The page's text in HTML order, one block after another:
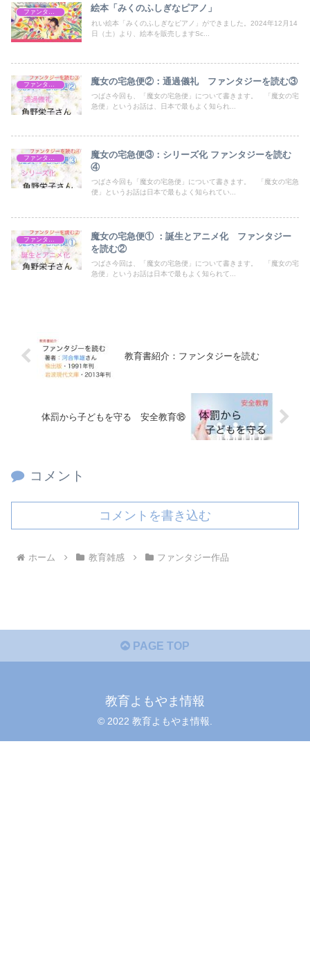
絵本「みくのふしぎなピアノ」
れい絵本「みくのふしぎなピアノ」ができました。2024年12月14
日（土）より、絵本を販売しますSc...
ファンタジー作品 魔女の宅急便②：通過儀礼 ファンタジーを読む③
つばさ今回も、「魔女の宅急便」について書きます。 「魔女の宅
急便」というお話は、日本で最もよく知られ...
ファンタジー作品
魔女の宅急便③：シリーズ化 ファンタジーを読む
④
つばさ今回も「魔女の宅急便」について書きます。 「魔女の宅急
便」というお話は日本で最もよく知られてい...
魔女の宅急便① ：誕生とアニメ化 ファンタジー
を読む②
つばさ今回は、「魔女の宅急便」について書きます。 「魔女の宅
急便」というお話は日本で最もよく知られて...
教育書紹介：ファンタジーを読む
体罰から子どもを守る 安全教育⑱
コメント
コメントを書き込む
ホーム 教育雑感 ファンタジー作品
PAGE TOP
教育よもやま情報
© 2022 教育よもやま情報.